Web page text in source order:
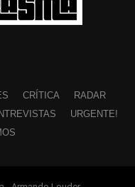
CRÍTICA
RADAR
URGENTE!